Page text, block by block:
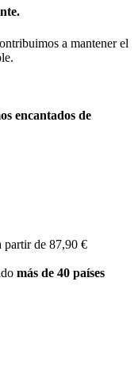
a mantener el
encantados de
partir de 87,90 €
más de 40 países